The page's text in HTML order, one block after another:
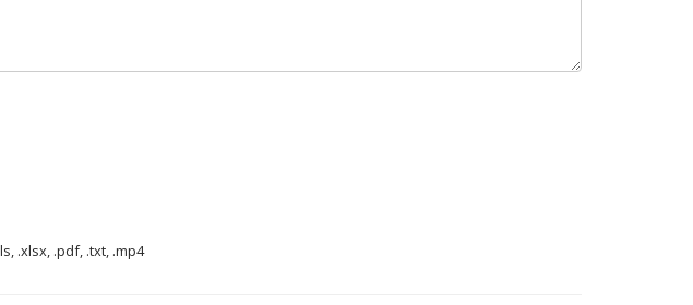
.xlsx, .pdf, .txt, .mp4